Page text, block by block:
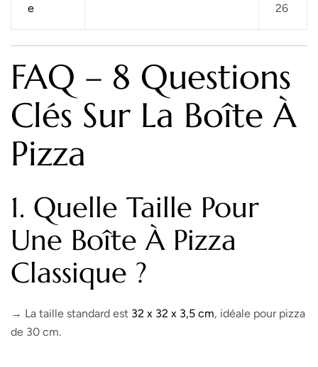
e
26
FAQ – 8 Questions
Clés Sur La Boîte À
Pizza
1. Quelle Taille Pour
Une Boîte À Pizza
Classique ?
→ La taille standard est 32 x 32 x 3,5 cm, idéale pour pizza
de 30 cm.